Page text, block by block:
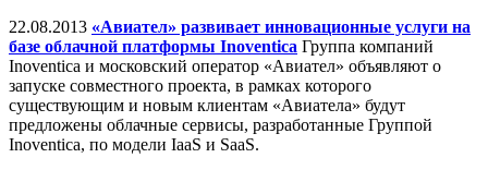
22.08.2013 «Авиател» развивает инновационные услуги на
базе облачной платформы Inoventica Группа компаний
Inoventica и московский оператор «Авиател» объявляют о
запуске совместного проекта, в рамках которого
существующим и новым клиентам «Авиатела» будут
предложены облачные сервисы, разработанные Группой
Inoventica, по модели IaaS и SaaS.